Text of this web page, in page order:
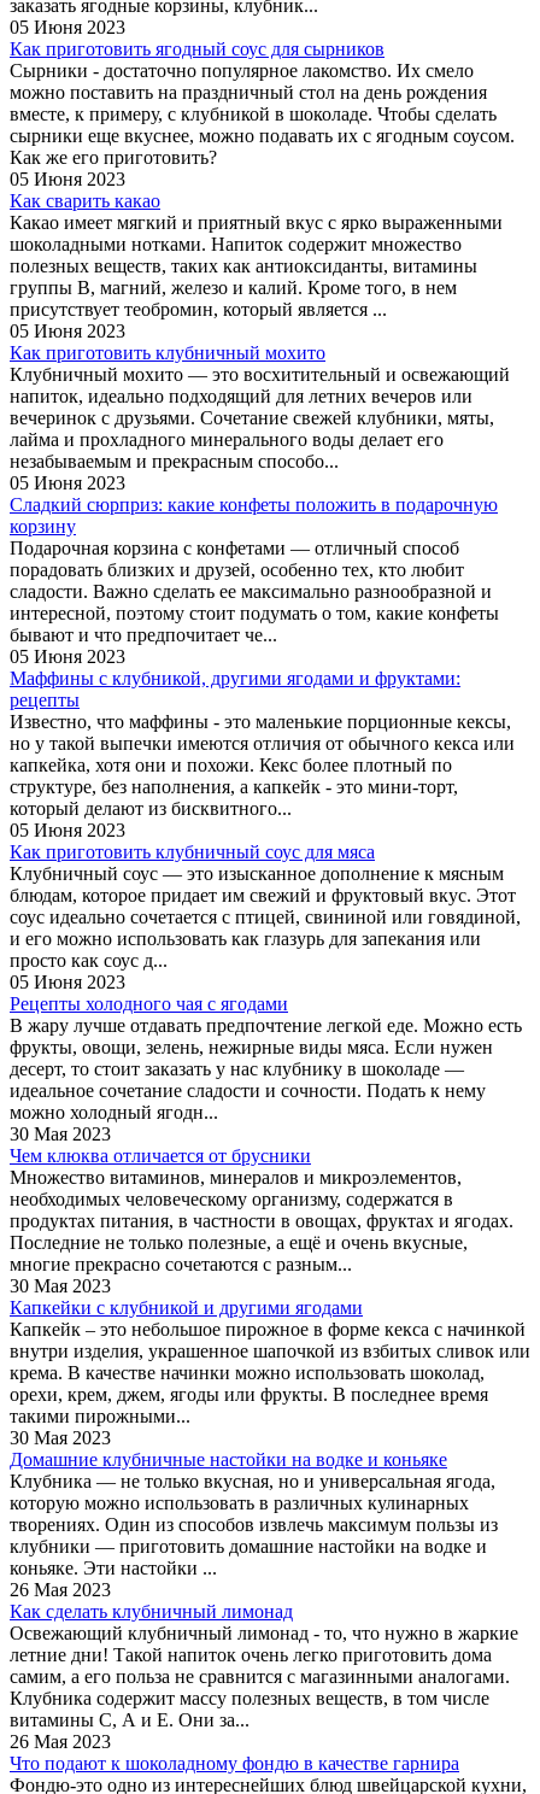
заказать ягодные корзины, клубник...
05 Июня 2023
Как приготовить ягодный соус для сырников
Сырники - достаточно популярное лакомство. Их смело
можно поставить на праздничный стол на день рождения
вместе, к примеру, с клубникой в шоколаде. Чтобы сделать
сырники еще вкуснее, можно подавать их с ягодным соусом.
Как же его приготовить?
05 Июня 2023
Как сварить какао
Какао имеет мягкий и приятный вкус с ярко выраженными
шоколадными нотками. Напиток содержит множество
полезных веществ, таких как антиоксиданты, витамины
группы B, магний, железо и калий. Кроме того, в нем
присутствует теобромин, который является ...
05 Июня 2023
Как приготовить клубничный мохито
Клубничный мохито — это восхитительный и освежающий
напиток, идеально подходящий для летних вечеров или
вечеринок с друзьями. Сочетание свежей клубники, мяты,
лайма и прохладного минерального воды делает его
незабываемым и прекрасным способо...
05 Июня 2023
Сладкий сюрприз: какие конфеты положить в подарочную
корзину
Подарочная корзина с конфетами — отличный способ
порадовать близких и друзей, особенно тех, кто любит
сладости. Важно сделать ее максимально разнообразной и
интересной, поэтому стоит подумать о том, какие конфеты
бывают и что предпочитает че...
05 Июня 2023
Маффины с клубникой, другими ягодами и фруктами:
рецепты
Известно, что маффины - это маленькие порционные кексы,
но у такой выпечки имеются отличия от обычного кекса или
капкейка, хотя они и похожи. Кекс более плотный по
структуре, без наполнения, а капкейк - это мини-торт,
который делают из бисквитного...
05 Июня 2023
Как приготовить клубничный соус для мяса
Клубничный соус — это изысканное дополнение к мясным
блюдам, которое придает им свежий и фруктовый вкус. Этот
соус идеально сочетается с птицей, свининой или говядиной,
и его можно использовать как глазурь для запекания или
просто как соус д...
05 Июня 2023
Рецепты холодного чая с ягодами
В жару лучше отдавать предпочтение легкой еде. Можно есть
фрукты, овощи, зелень, нежирные виды мяса. Если нужен
десерт, то стоит заказать у нас клубнику в шоколаде —
идеальное сочетание сладости и сочности. Подать к нему
можно холодный ягодн...
30 Мая 2023
Чем клюква отличается от брусники
Множество витаминов, минералов и микроэлементов,
необходимых человеческому организму, содержатся в
продуктах питания, в частности в овощах, фруктах и ягодах.
Последние не только полезные, а ещё и очень вкусные,
многие прекрасно сочетаются с разным...
30 Мая 2023
Капкейки с клубникой и другими ягодами
Капкейк – это небольшое пирожное в форме кекса с начинкой
внутри изделия, украшенное шапочкой из взбитых сливок или
крема. В качестве начинки можно использовать шоколад,
орехи, крем, джем, ягоды или фрукты. В последнее время
такими пирожными...
30 Мая 2023
Домашние клубничные настойки на водке и коньяке
Клубника — не только вкусная, но и универсальная ягода,
которую можно использовать в различных кулинарных
творениях. Один из способов извлечь максимум пользы из
клубники — приготовить домашние настойки на водке и
коньяке. Эти настойки ...
26 Мая 2023
Как сделать клубничный лимонад
Освежающий клубничный лимонад - то, что нужно в жаркие
летние дни! Такой напиток очень легко приготовить дома
самим, а его польза не сравнится с магазинными аналогами.
Клубника содержит массу полезных веществ, в том числе
витамины С, А и Е. Они за...
26 Мая 2023
Что подают к шоколадному фондю в качестве гарнира
Фондю-это одно из интереснейших блюд швейцарской кухни,